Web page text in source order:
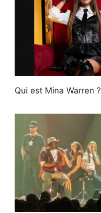
Qui est Mina Warren ?